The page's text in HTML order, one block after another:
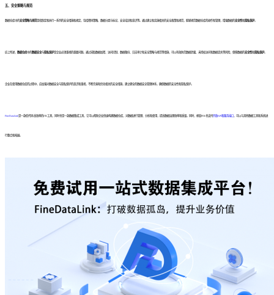
五、安全策略与规范
数据仓库中的安全策略与规范是指制定和执行一系列的安全措施和规定，包括密码策略、数据分类与标记、安全培训和意识等。通过建立和实施相关的安全政策和规范，能够规范数据仓库的操作和管理，增强数据的安全性和 隐私保护。
综上所述， 数据仓库中的 数据安全与 隐私保护是企业必须重视的重要问题。通过采取数据加密、访问控制、数据备份、日志审计和安全策略与规范等措施，可以有效防范数据泄露、未授权访问和数据丢失等风险，保障数据的安全性和 隐私保护。
企业在使用数据仓库的过程中，应加强对数据安全与隐私保护的意识和重视，不断完善和优化相关的安全措施，建立健全的数据安全管理体系，确保数据的安全性和隐私保护。
FineDataLink是一款低代码/高效率的ETL工具，同时也是一款数据集成工具，它可以帮助企业快速构建数据仓库，对数据进行管理、分析和使用，提高数据治理效率和质量。同时，帆软FDL也支持开放API和服务接口 ，可以与其他数据工具和系统进
行整合和拓展。